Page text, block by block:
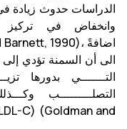
الدراسات حدوث زيادة في
وانخفاض في تركيز
الى أن السمنة تؤدي
التـــــــي بدورها
التصلـــــــــب